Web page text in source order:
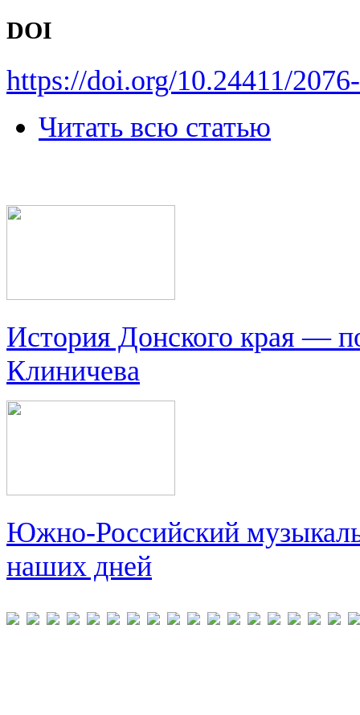
DOI
https://doi.org/10.24411/
Читать всю статью
История Донского края —
Клиничева
Южно-Российский
наших дней